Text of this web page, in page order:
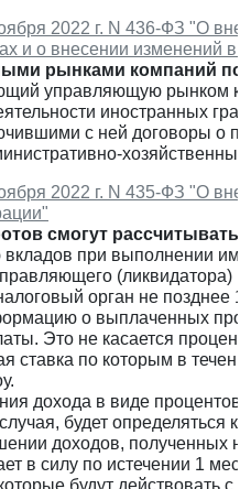
2022 г. N 436-ФЗ "О
и о внесении изменений в
рынками компаний
управляющую рынком
иностранных
с ней договоры о
2022 г. N 435-ФЗ "О
смогут
вкладов при выполнении
(ликвидатора)
орган не позднее
о выплаченных
Это не касается
ставка по которым в
дохода в виде
будет определяться
доходов, полученных
в силу по истечении 1
будут действовать с 1